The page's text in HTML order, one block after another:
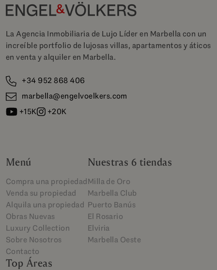
La Agencia Inmobiliaria de Lujo Líder en Marbella con un
increíble portfolio de lujosas villas, apartamentos y áticos
en venta y alquiler en Marbella.
+34 952 868 406
marbella@engelvoelkers.com
+15K
+20K
Menú
Compra una propiedad
Venda su propiedad
Alquila una propiedad
Obras Nuevas
Luxury Collection
Sobre Nosotros
Contacto
Nuestras 6 tiendas
Milla de Oro
Marbella Club
Puerto Banús
El Rosario
Elviria
Marbella Oeste
Top Áreas